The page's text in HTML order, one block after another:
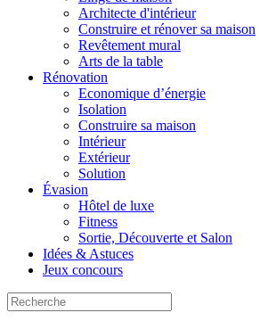
Architecte d'intérieur
Construire et rénover sa maison
Revêtement mural
Arts de la table
Rénovation
Economique d’énergie
Isolation
Construire sa maison
Intérieur
Extérieur
Solution
Évasion
Hôtel de luxe
Fitness
Sortie, Découverte et Salon
Idées & Astuces
Jeux concours